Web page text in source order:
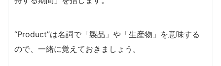
“Product”は名詞で「製品」や「生産物」を意味する
ので、一緒に覚えておきましょう。